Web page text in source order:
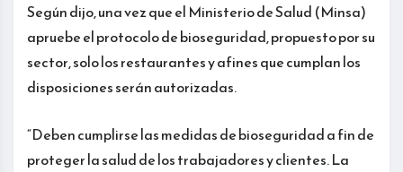
Según dijo, una vez que el Ministerio de Salud (Minsa)
apruebe el protocolo de bioseguridad, propuesto por su
sector, solo los restaurantes y afines que cumplan los
disposiciones serán autorizadas.
“Deben cumplirse las medidas de bioseguridad a fin de
proteger la salud de los trabajadores y clientes. La